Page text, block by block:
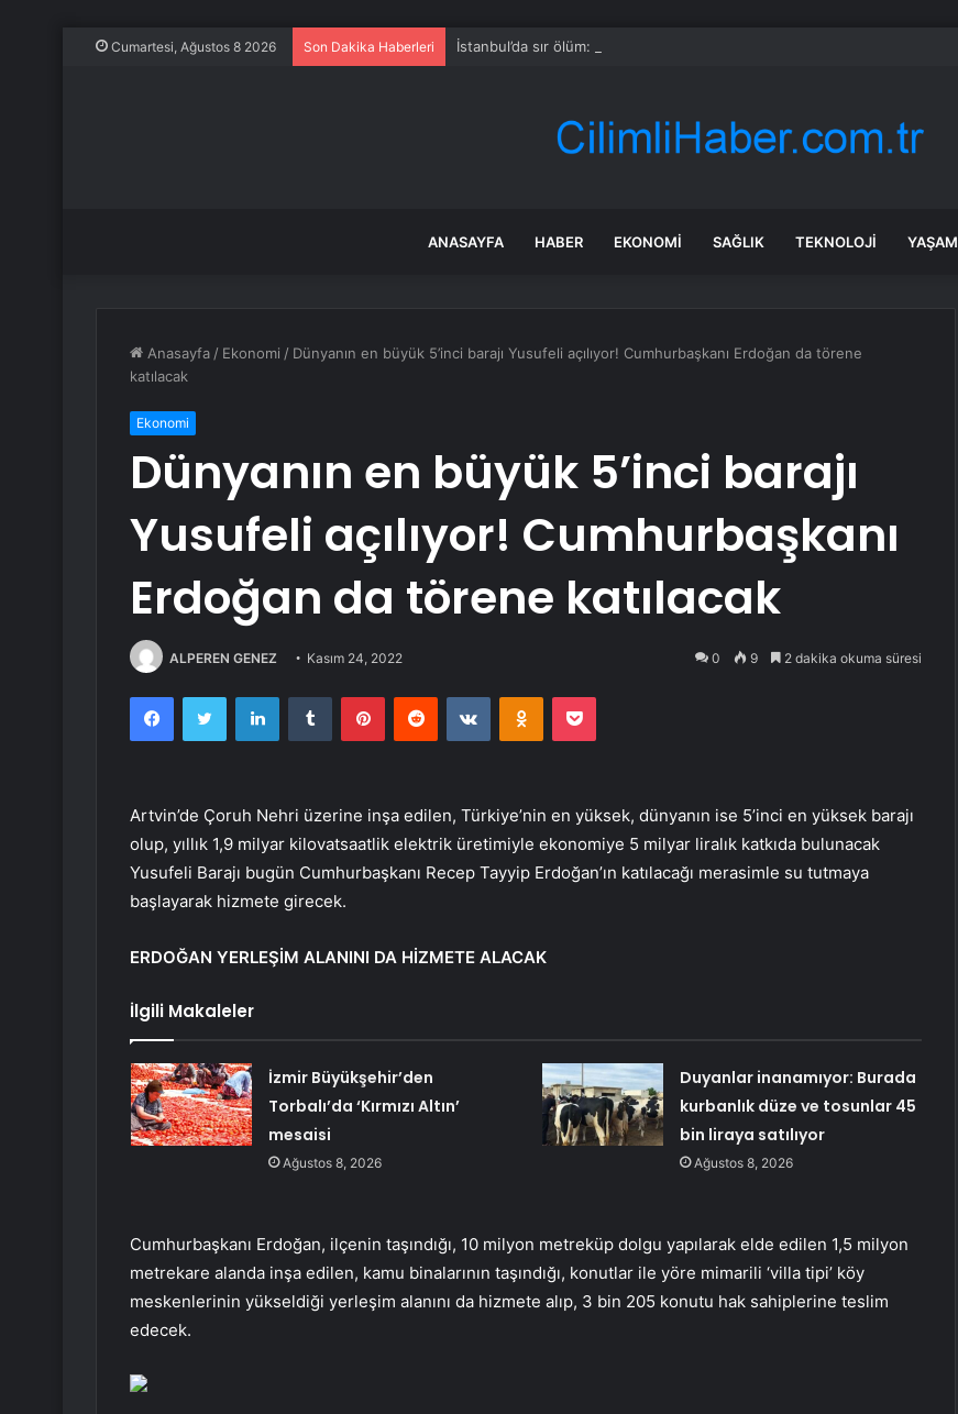
Cumartesi, Ağustos 8 2026 Son Dakika Haberleri İstanbul’da sır ölüm: 37 yaşındaki kadın savcının evinde ölü bulundu!
ANASAYFA HABER EKONOMI SAĞLIK TEKNOLOJI YAŞAM
Anasayfa / Ekonomi / Dünyanın en büyük 5’inci barajı Yusufeli açılıyor! Cumhurbaşkanı Erdoğan da törene
katılacak
Ekonomi
Dünyanın en büyük 5’inci barajı
Yusufeli açılıyor! Cumhurbaşkanı
Erdoğan da törene katılacak
ALPEREN GENEZ Kasım 24, 2022 0 9 2 dakika okuma süresi
FacebookTwitter LinkedInTumblr PinterestReddit VKontakteOdnoklassniki
Pocket
Artvin’de Çoruh Nehri üzerine inşa edilen, Türkiye’nin en yüksek, dünyanın ise 5’inci en yüksek barajı
olup, yıllık 1,9 milyar kilovatsaatlik elektrik üretimiyle ekonomiye 5 milyar liralık katkıda bulunacak
Yusufeli Barajı bugün Cumhurbaşkanı Recep Tayyip Erdoğan’ın katılacağı merasimle su tutmaya
başlayarak hizmete girecek.
ERDOĞAN YERLEŞİM ALANINI DA HİZMETE ALACAK
İlgili Makaleler
İzmir Büyükşehir’den
Torbalı’da ‘Kırmızı Altın’
mesaisi
Ağustos 8, 2026
Duyanlar inanamıyor: Burada
kurbanlık düze ve tosunlar 45
bin liraya satılıyor
Ağustos 8, 2026
Cumhurbaşkanı Erdoğan, ilçenin taşındığı, 10 milyon metreküp dolgu yapılarak elde edilen 1,5 milyon
metrekare alanda inşa edilen, kamu binalarının taşındığı, konutlar ile yöre mimarili ‘villa tipi’ köy
meskenlerinin yükseldiği yerleşim alanını da hizmete alıp, 3 bin 205 konutu hak sahiplerine teslim
edecek.